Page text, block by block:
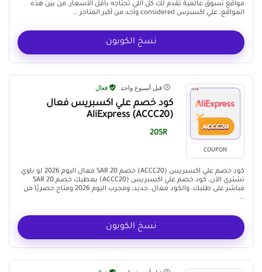
مواقع تسوق عالمية تقدم لك كل اللي تحتاجه بأقل الأسعار. من بين هذه
المواقع، علي اكسبرس considered واحد من أكبر المتاجر ...
نسخ الكوبون
COUPON
قبل أسبوع واحد فعال
كود خصم علي اكسبريس فعال
(ACCC20) AliExpress
20SR
كود خصم علي اكسبريس (ACCC20) خصم 20 SAR فعال اليوم 2026 لو ناوي
تشتري الآن، كود خصم علي اكسبريس (ACCC20) يعطيك خصم 20 SAR
مباشر على طلبك، والكود فعال، جديد، ومجرب اليوم 2026 ومتاح حصريًا من
...
نسخ الكوبون